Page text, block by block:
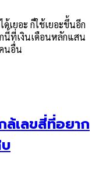
เยอะ ก็ใช้เยอะขึ้นอีก
นี้ที่เงินเดือนหลักแสน
นอื่น
ล้เลขสี่ที่อยาก